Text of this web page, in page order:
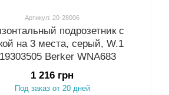
Артикул: 20-28006
подрозетник с
на 3 места, серый, W.1
Berker WNA683
1 216 грн
Под заказ от 20 дней